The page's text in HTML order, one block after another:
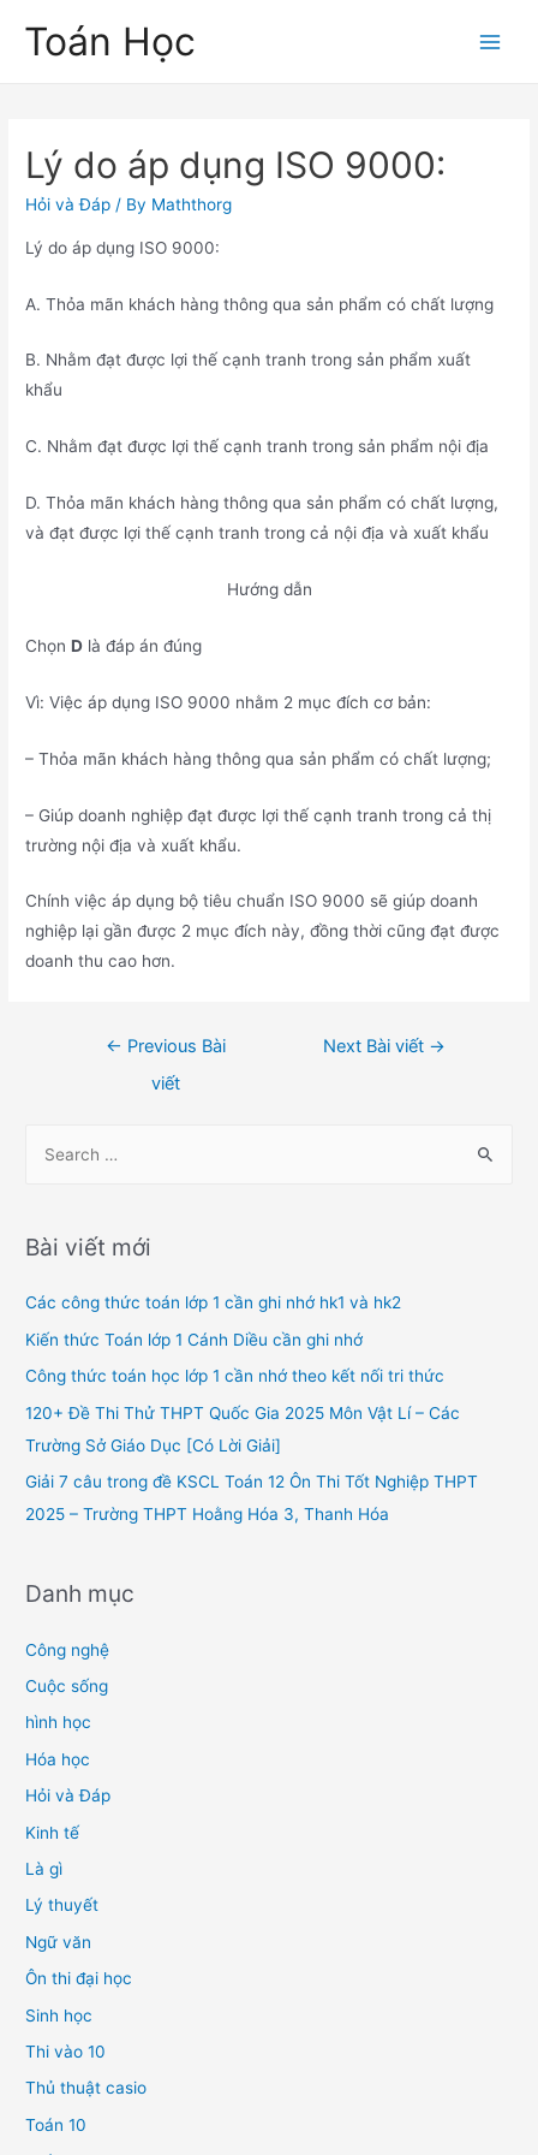
Toán Học
Lý do áp dụng ISO 9000:
Hỏi và Đáp / By Maththorg
Lý do áp dụng ISO 9000:
A. Thỏa mãn khách hàng thông qua sản phẩm có chất lượng
B. Nhằm đạt được lợi thế cạnh tranh trong sản phẩm xuất
khẩu
C. Nhằm đạt được lợi thế cạnh tranh trong sản phẩm nội địa
D. Thỏa mãn khách hàng thông qua sản phẩm có chất lượng,
và đạt được lợi thế cạnh tranh trong cả nội địa và xuất khẩu
Hướng dẫn
ChọnD là đáp án đúng
Vì: Việc áp dụng ISO 9000 nhằm 2 mục đích cơ bản:
– Thỏa mãn khách hàng thông qua sản phẩm có chất lượng;
– Giúp doanh nghiệp đạt được lợi thế cạnh tranh trong cả thị
trường nội địa và xuất khẩu.
Chính việc áp dụng bộ tiêu chuẩn ISO 9000 sẽ giúp doanh
nghiệp lại gần được 2 mục đích này, đồng thời cũng đạt được
doanh thu cao hơn.
← Previous Bài
viết
Next Bài viết →
r
h
f
o
Bài viết mới
Các công thức toán lớp 1 cần ghi nhớ hk1 và hk2
Kiến thức Toán lớp 1 Cánh Diều cần ghi nhớ
Công thức toán học lớp 1 cần nhớ theo kết nối tri thức
120+ Đề Thi Thử THPT Quốc Gia 2025 Môn Vật Lí – Các
Trường Sở Giáo Dục [Có Lời Giải]
Giải 7 câu trong đề KSCL Toán 12 Ôn Thi Tốt Nghiệp THPT
2025 – Trường THPT Hoằng Hóa 3, Thanh Hóa
Danh mục
Công nghệ
Cuộc sống
hình học
Hóa học
Hỏi và Đáp
Kinh tế
Là gì
Lý thuyết
Ngữ văn
Ôn thi đại học
Sinh học
Thi vào 10
Thủ thuật casio
Toán 10